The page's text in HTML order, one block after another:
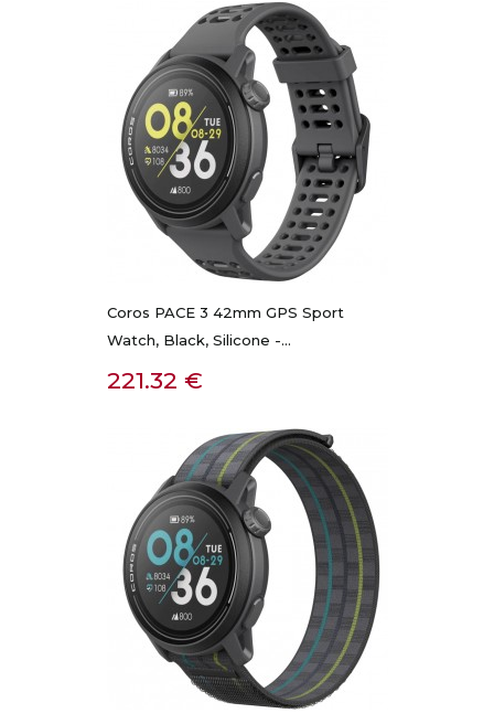
Coros PACE 3 42mm GPS Sport
Watch, Black, Silicone -...
Kaina
221.32 €